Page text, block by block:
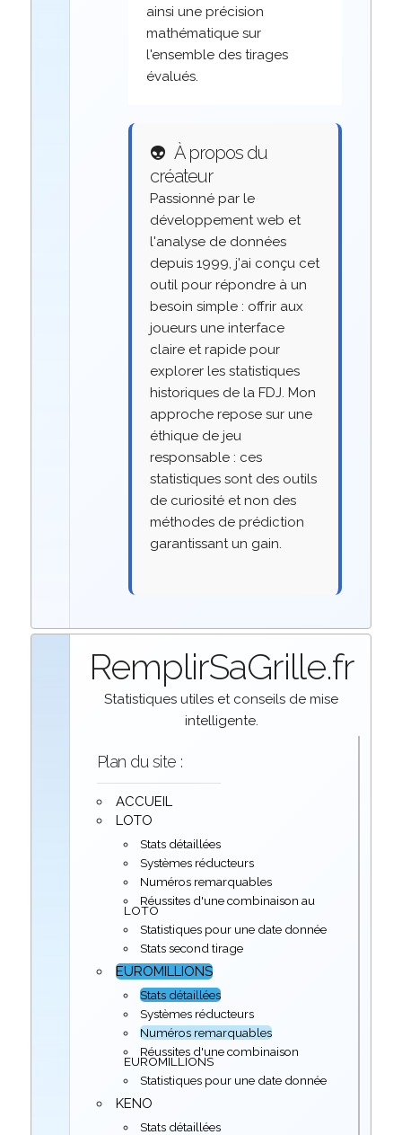
ainsi une précision
mathématique sur
l'ensemble des tirages
évalués.
👽 À propos du
créateur
Passionné par le
développement web et
l'analyse de données
depuis 1999, j'ai conçu cet
outil pour répondre à un
besoin simple : offrir aux
joueurs une interface
claire et rapide pour
explorer les statistiques
historiques de la FDJ. Mon
approche repose sur une
éthique de jeu
responsable : ces
statistiques sont des outils
de curiosité et non des
méthodes de prédiction
garantissant un gain.
RemplirSaGrille.fr
Statistiques utiles et conseils de mise
intelligente.
Plan du site :
ACCUEIL
LOTO
Stats détaillées
Systèmes réducteurs
Numéros remarquables
Réussites d'une combinaison au
LOTO
Statistiques pour une date donnée
Stats second tirage
EUROMILLIONS
Stats détaillées
Systèmes réducteurs
Numéros remarquables
Réussites d'une combinaison
EUROMILLIONS
Statistiques pour une date donnée
KENO
Stats détaillées